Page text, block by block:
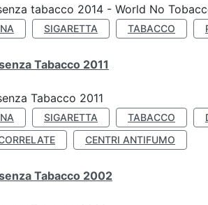
tabacco 2014 - World No
SIGARETTA TABACCO
Tabacco 2011
Tabacco 2011
SIGARETTA TABACCO
CENTRI ANTIFUMO
Tabacco 2002